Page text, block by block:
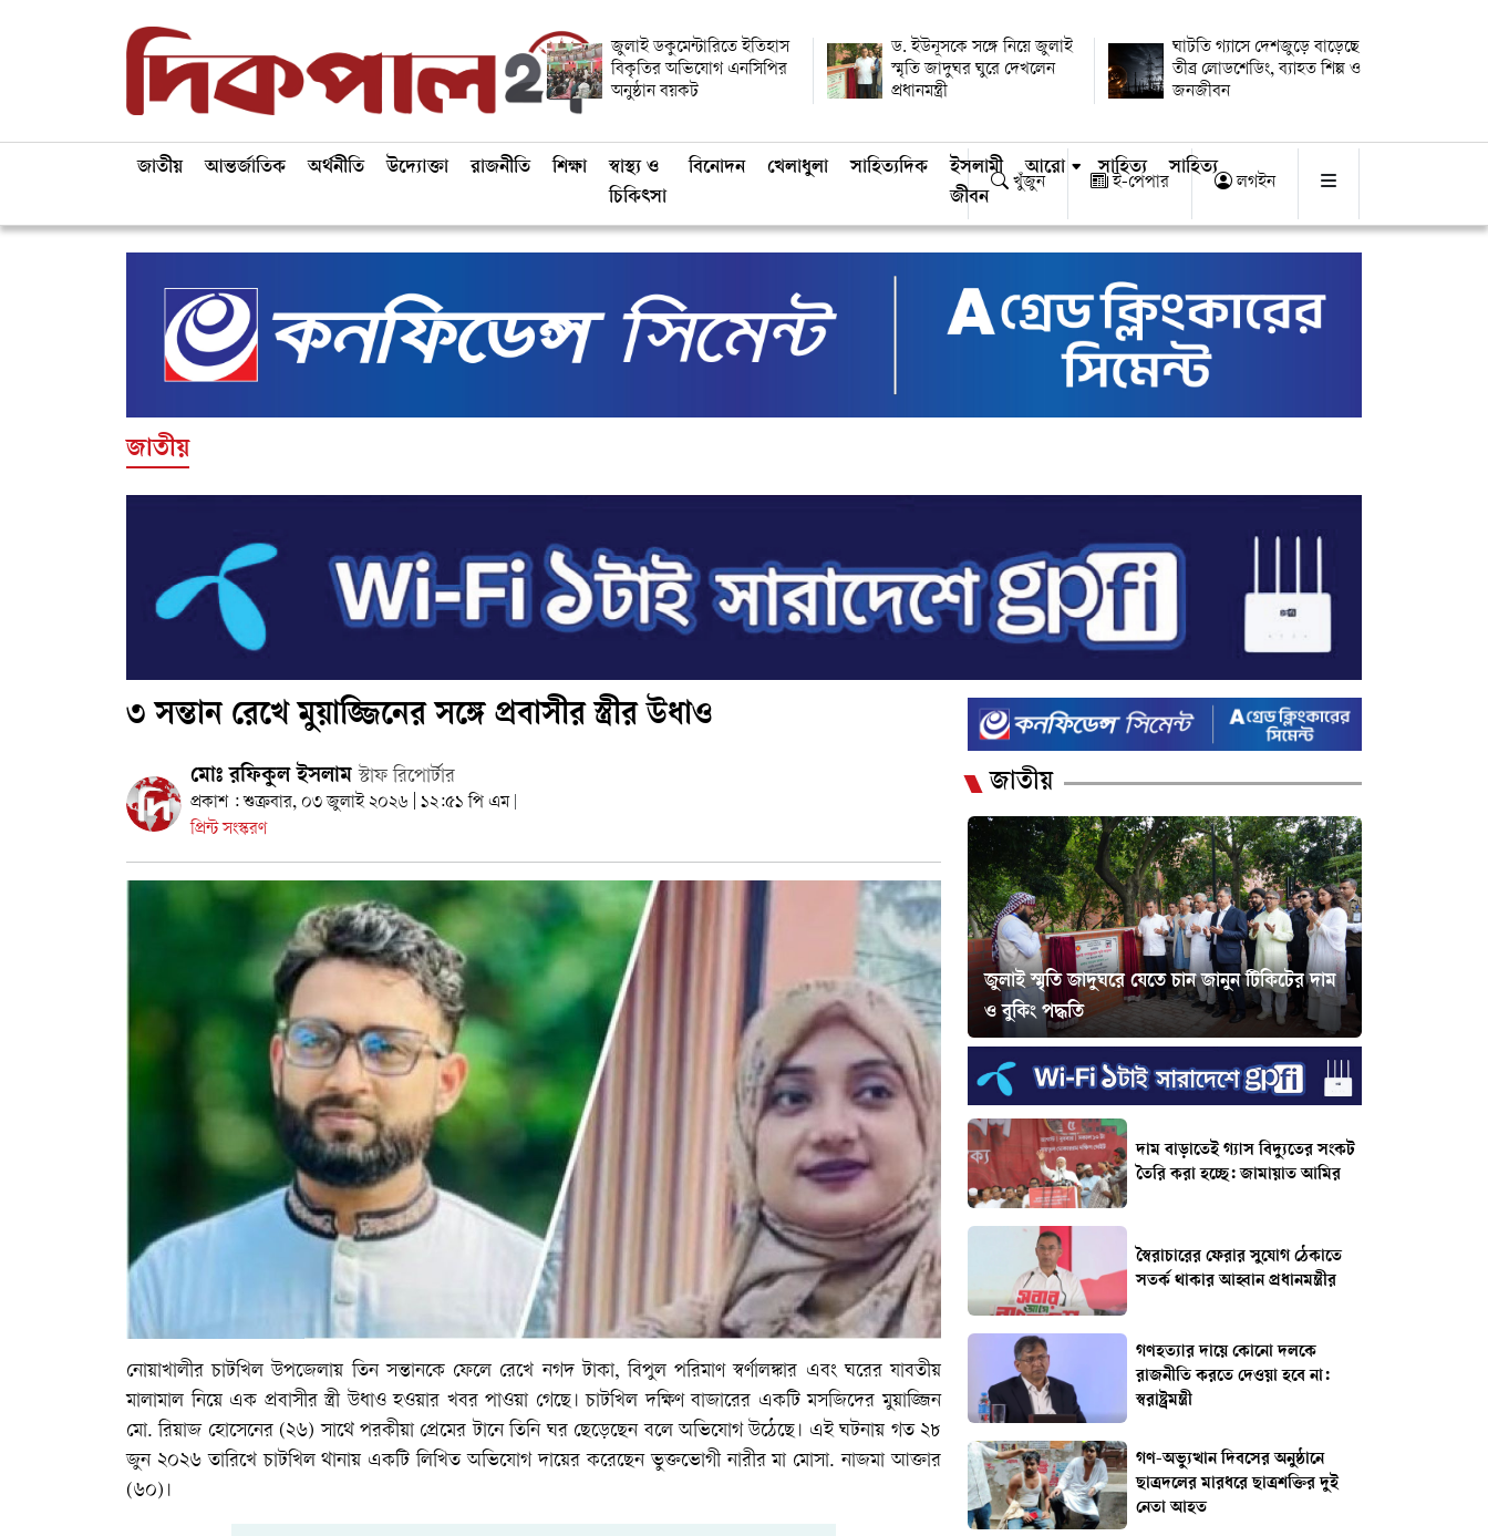
জুলাই ডকুমেন্টারিতে ইতিহাস
বিকৃতির অভিযোগ এনসিপির
অনুষ্ঠান বয়কট
ড. ইউনূসকে সঙ্গে নিয়ে জুলাই
স্মৃতি জাদুঘর ঘুরে দেখলেন
প্রধানমন্ত্রী
ঘাটতি গ্যাসে দেশজুড়ে বাড়েছে
তীব্র লোডশেডিং, ব্যাহত শিল্প ও
জনজীবন
জাতীয় আন্তর্জাতিক অর্থনীতি উদ্যোক্তা রাজনীতি শিক্ষা
স্বাস্থ্য ও
চিকিৎসা
বিনোদন খেলাধুলা সাহিত্যদিক
ইসলামী
জীবন
আরো সাহিত্য সাহিত্য
খুঁজুন ই-পেপার লগইন
জাতীয়
৩ সন্তান রেখে মুয়াজ্জিনের সঙ্গে প্রবাসীর স্ত্রীর উধাও
মোঃ রফিকুল ইসলামস্টাফ রিপোর্টার
প্রকাশ : শুক্রবার, ০৩ জুলাই ২০২৬ | ১২:৫১ পি এম
প্রিন্ট সংস্করণ
নোয়াখালীর চাটখিল উপজেলায় তিন সন্তানকে ফেলে রেখে নগদ টাকা, বিপুল পরিমাণ স্বর্ণালঙ্কার এবং ঘরের যাবতীয়
মালামাল নিয়ে এক প্রবাসীর স্ত্রী উধাও হওয়ার খবর পাওয়া গেছে। চাটখিল দক্ষিণ বাজারের একটি মসজিদের মুয়াজ্জিন
মো. রিয়াজ হোসেনের (২৬) সাথে পরকীয়া প্রেমের টানে তিনি ঘর ছেড়েছেন বলে অভিযোগ উঠেছে। এই ঘটনায় গত ২৮
জুন ২০২৬ তারিখে চাটখিল থানায় একটি লিখিত অভিযোগ দায়ের করেছেন ভুক্তভোগী নারীর মা মোসা. নাজমা আক্তার
(৬০)।
জাতীয়
জুলাই স্মৃতি জাদুঘরে যেতে চান জানুন টিকিটের দাম
ও বুকিং পদ্ধতি
দাম বাড়াতেই গ্যাস বিদ্যুতের সংকট
তৈরি করা হচ্ছে: জামায়াত আমির
স্বৈরাচারের ফেরার সুযোগ ঠেকাতে
সতর্ক থাকার আহ্বান প্রধানমন্ত্রীর
গণহত্যার দায়ে কোনো দলকে
রাজনীতি করতে দেওয়া হবে না:
স্বরাষ্ট্রমন্ত্রী
গণ-অভ্যুত্থান দিবসের অনুষ্ঠানে
ছাত্রদলের মারধরে ছাত্রশক্তির দুই
নেতা আহত